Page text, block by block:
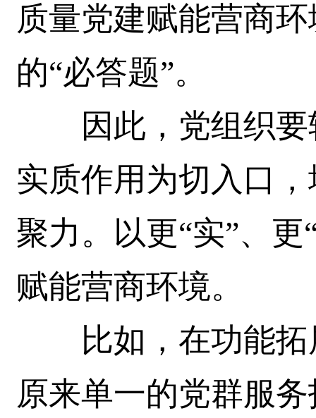
质量党建赋能营商
的“必答题”。
因此，党组织要
实质作用为切入口
聚力。以更“实”、更
赋能营商环境。
比如，在功能拓
原来单一的党群服